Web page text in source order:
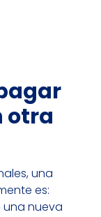
otra
una
es:
una nueva